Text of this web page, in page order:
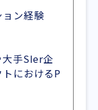
ョン経験
大手SIer企
におけるP